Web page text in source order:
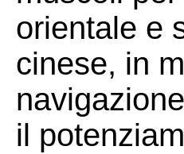
orientale e
cinese, in
il